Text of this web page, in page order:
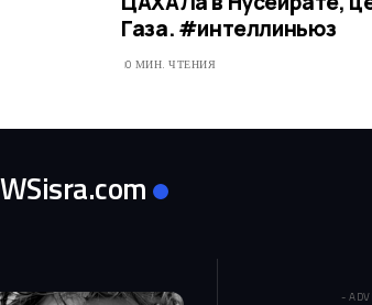
Газа. #интеллиньюз
0 МИН. ЧТЕНИЯ
-